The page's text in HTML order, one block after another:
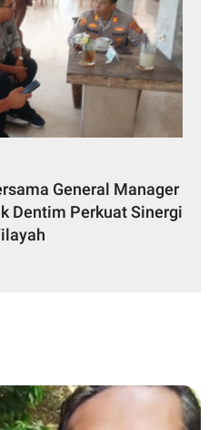
General Manager
Dentim Perkuat Sinergi